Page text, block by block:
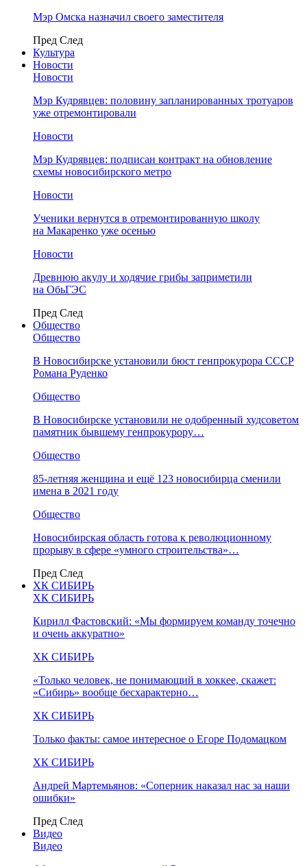
Мэр Омска назначил своего заместителя
Пред След
Культура
Новости
Новости
Мэр Кудрявцев: половину запланированных тротуаров
уже отремонтировали
Новости
Мэр Кудрявцев: подписан контракт на обновление
схемы новосибирского метро
Новости
Ученики вернутся в отремонтированную школу
на Макаренко уже осенью
Новости
Древнюю акулу и ходячие грибы заприметили
на ОбьГЭС
Пред След
Общество
Общество
В Новосибирске установили бюст генпрокурора СССР
Романа Руденко
Общество
В Новосибирске установили не одобренный худсоветом
памятник бывшему генпрокурору…
Общество
85-летняя женщина и ещё 123 новосибирца сменили
имена в 2021 году
Общество
Новосибирская область готова к революционному
прорыву в сфере «умного строительства»…
Пред След
ХК СИБИРЬ
ХК СИБИРЬ
Кирилл Фастовский: «Мы формируем команду точечно
и очень аккуратно»
ХК СИБИРЬ
«Только человек, не понимающий в хоккее, скажет:
«Сибирь» вообще бесхарактерно…
ХК СИБИРЬ
Только факты: самое интересное о Егоре Подомацком
ХК СИБИРЬ
Андрей Мартемьянов: «Соперник наказал нас за наши
ошибки»
Пред След
Видео
Видео